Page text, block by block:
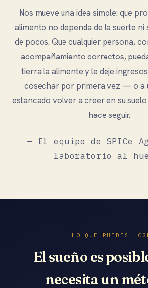
Nos mueve una idea simple: que
alimento no dependa de la suerte ni
de pocos. Que cualquier persona,
acompañamiento correctos,
tierra la alimente y le deje
cosechar por primera vez — o a
estancado volver a creer en su
hace seguir.
— El equipo de SPICe
laboratorio al
LO QUE PUEDES
El sueño es
necesita un